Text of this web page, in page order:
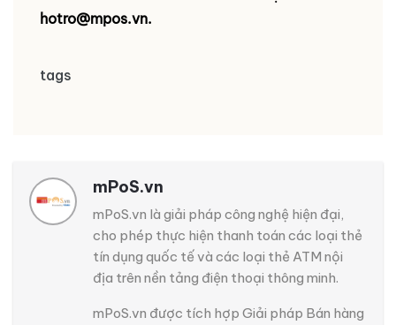
hotro@mpos.vn.
tags
mPoS.vn
mPoS.vn là giải pháp công nghệ hiện đại,
cho phép thực hiện thanh toán các loại thẻ
tín dụng quốc tế và các loại thẻ ATM nội
địa trên nền tảng điện thoại thông minh.
mPoS.vn được tích hợp Giải pháp Bán hàng